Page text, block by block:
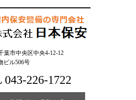
葉市中央区中央4-12-12
ビル506号
043-226-1722